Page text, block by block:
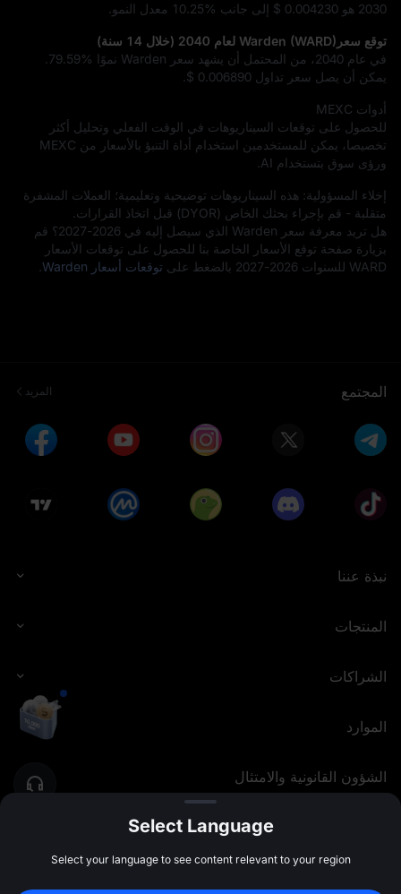
2030 هو
$ 0.004230 إلى جانب 10.25% معدل النمو.
توقع سعرWarden (WARD) لعام 2040 (خلال 14 سنة)
في عام 2040، من المحتمل أن يشهد سعر Warden نموًا
79.59%
يمكن أن يصل سعر تداول $ 0.006890
أدوات MEXC
للحصول على توقعات السيناريوهات في الوقت الفعلي وتحليل أكثر
تخصيصا، يمكن للمستخدمين استخدام أداة التنبؤ بالأسعار من MEXC
ورؤى سوق بتستخدام AI.
إخلاء المسؤولية: هذه السيناريوهات توضيحية وتعليمية؛ العملات المشفرة
متقلبة - قم بإجراء بحثك الخاص (DYOR) قبل اتخاذ القرارات.
هل تريد معرفة سعر Warden الذي سيصل إليه في 2026-2027؟ قم
بزيارة صفحة توقع الأسعار الخاصة بنا للحصول على توقعات الأسعار
WARD للسنوات 2026-2027 بالضغط على
توقعات أسعار Warden
المجتمع المزيد
نبذة عننا
المنتجات
الشراكات
الموارد
الشؤون القانونية والامتثال
©
2026
MEXC.COM
Select Language
Select your language to see content relevant to your region